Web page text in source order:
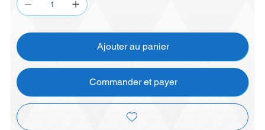
Ajouter au panier
Commander et payer